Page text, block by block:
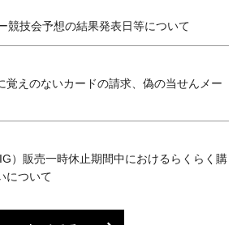
競技会予想の結果発表日等について
覚えのないカードの請求、偽の当せんメー
）販売一時休止期間中におけるらくらく購
について